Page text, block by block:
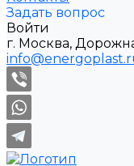
Задать вопрос
Войти
г. Москва,